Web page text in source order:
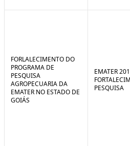
FORLALECIMENTO DO
PROGRAMA DE
PESQUISA
AGROPECUARIA DA
EMATER NO ESTADO DE
GOIÁS
EMATER
PESQUISA